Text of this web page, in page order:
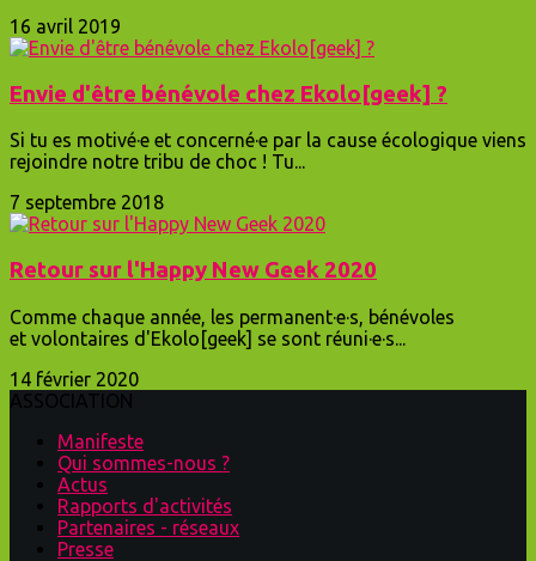
16 avril 2019
Envie d'être bénévole chez Ekolo[geek] ?
Si tu es motivé·e et concerné·e par la cause écologique viens
rejoindre notre tribu de choc ! Tu...
7 septembre 2018
Retour sur l'Happy New Geek 2020
Comme chaque année, les permanent·e·s, bénévoles
et volontaires d'Ekolo[geek] se sont réuni·e·s...
14 février 2020
Manifeste
Qui sommes-nous ?
Actus
Rapports d'activités
Partenaires - réseaux
Presse